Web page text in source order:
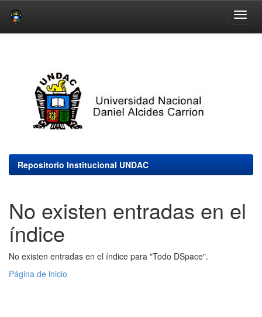
Repositorio Institucional UNDAC
No existen entradas en el
índice
No existen entradas en el índice para "Todo DSpace".
Página de inicio